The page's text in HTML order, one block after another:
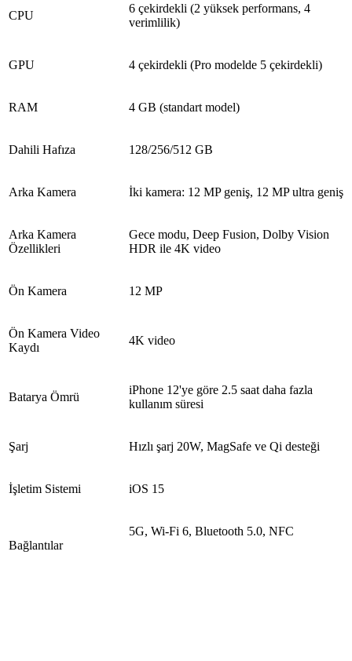
CPU
6 çekirdekli (2 yüksek performans, 4
verimlilik)
GPU 4 çekirdekli (Pro modelde 5 çekirdekli)
RAM 4 GB (standart model)
Dahili Hafıza 128/256/512 GB
Arka Kamera İki kamera: 12 MP geniş, 12 MP ultra geniş
Arka Kamera
Özellikleri
Gece modu, Deep Fusion, Dolby Vision
HDR ile 4K video
Ön Kamera 12 MP
Ön Kamera Video
Kaydı
4K video
Batarya Ömrü
iPhone 12'ye göre 2.5 saat daha fazla
kullanım süresi
Şarj Hızlı şarj 20W, MagSafe ve Qi desteği
İşletim Sistemi iOS 15
Bağlantılar
5G, Wi-Fi 6, Bluetooth 5.0, NFC